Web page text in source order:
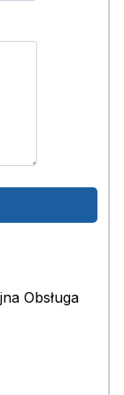
Obsługa